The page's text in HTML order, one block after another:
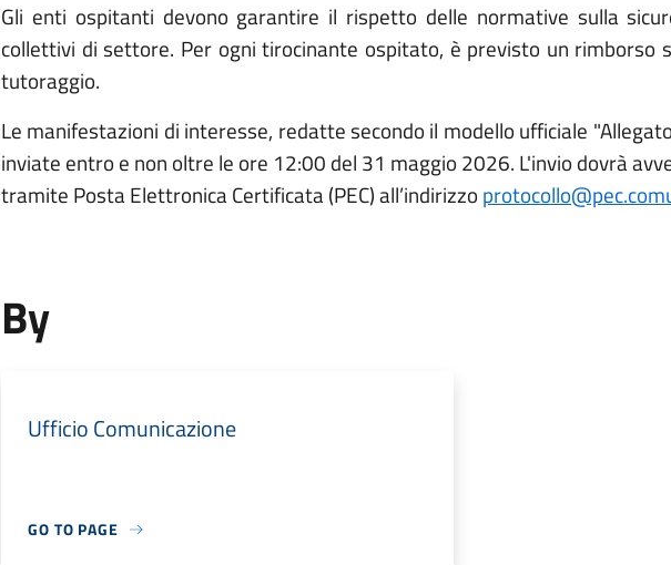
Gli enti ospitanti devono garantire il rispetto delle normative sulla
collettivi di settore. Per ogni tirocinante ospitato, è previsto un rimborso
tutoraggio.
Le manifestazioni di interesse, redatte secondo il modello ufficiale
inviate entro e non oltre le ore 12:00 del 31 maggio 2026. L'invio dovrà
tramite Posta Elettronica Certificata (PEC)all’indirizzo
By
Ufficio Comunicazione
GO TO PAGE